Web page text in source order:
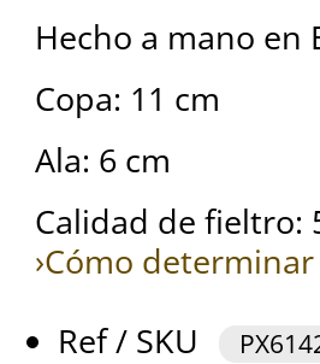
Hecho a mano en
Copa: 11 cm
Ala: 6 cm
Calidad de fieltro:
›Cómo
Ref / SKU